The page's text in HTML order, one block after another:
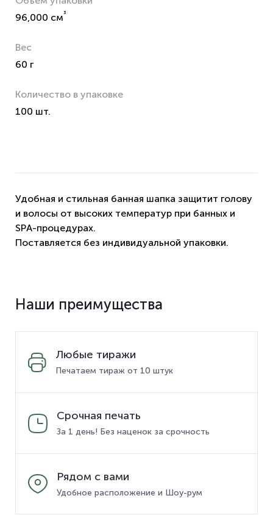
96,000 см³
Вес
60 г
Количество в упаковке
100 шт.
Удобная и стильная банная шапка защитит голову
и волосы от высоких температур при банных и
SPА-процедурах.
Поставляется без индивидуальной упаковки.
Наши преимущества
Любые тиражи
Печатаем тираж от 10 штук
Срочная печать
За 1 день! Без наценок за срочность
Рядом с вами
Удобное расположение и Шоу-рум